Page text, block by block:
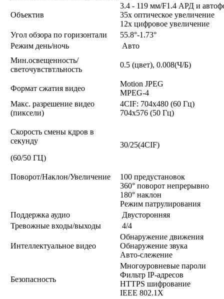
Oбъектив
3.4 - 119 мм/F1.4 АРД и
35х оптическое увеличение
12х цифровое увеличение
Угол обзора по горизонтали
55.8°-1.73°
Режим день/ночь
Авто
Мин.освещенность/
светочувствтльность
0.5 (цвет), 0.008(Ч/Б)
Формат сжатия видео
Motion JPEG
MPEG-4
Макс. разрешение видео
(пиксели)
4CIF: 704x480 (60 Гц)
704х576 (50 Гц)
Скорость смены кдров в
секунду
(60/50 ГЦ)
30/25(4CIF)
Поворот/Наклон/Увеличение
100 предустановок
360° поворот непрерывно
180° наклон
Режим патрулирования
Поддержка аудио
Двусторонняя
Тревожные входы/выходы
4/4
Интеллектуальное видео
Обнаружение движения
Обнаружение звука
Авто-слежение
Безопасность
Многоуровневые пароли
Фильтр IP-адресов
HTTPS шифрование
IEEE 802.1X